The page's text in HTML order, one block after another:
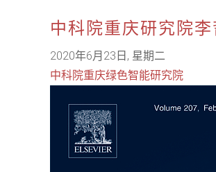
中科院重庆研究院
2020年6月23日, 星期二
中科院重庆绿色智能研究院